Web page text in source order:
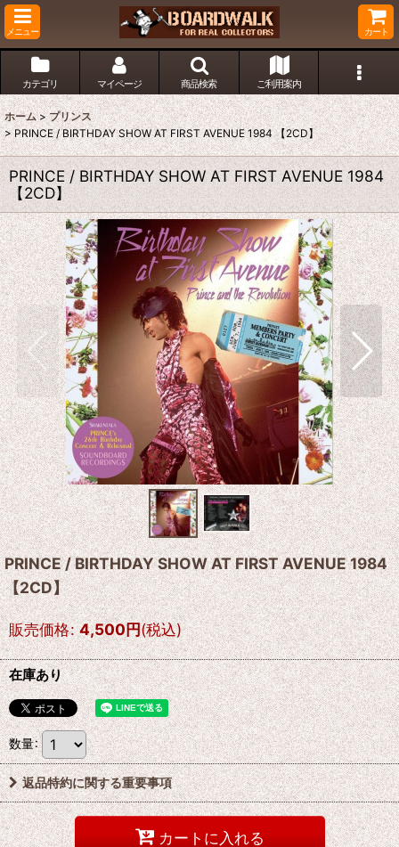
メニュー カート
カテゴリ マイページ 商品検索 ご利用案内
ホーム > プリンス
> PRINCE / BIRTHDAY SHOW AT FIRST AVENUE 1984 【2CD】
PRINCE / BIRTHDAY SHOW AT FIRST AVENUE 1984
【2CD】
PRINCE / BIRTHDAY SHOW AT FIRST AVENUE 1984
【2CD】
販売価格: 4,500円(税込)
在庫あり
数量:
返品特約に関する重要事項
カートに入れる